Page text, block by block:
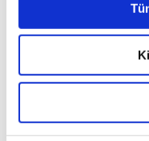
belirleyebilirsiniz.
Ayarlar butonuna
Metnimizi ziyaret
hazırlanmış olan
okumak ve sitemizi
gerçekleştirilen veri
-Sahura muhakkak kalkın
-İftara çorba ve salatayla